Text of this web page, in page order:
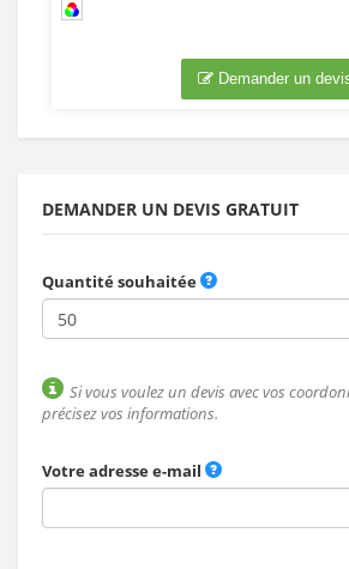
Demander un
DEMANDER UN DEVIS GRATUIT
Quantité souhaitée
Si vous voulez un devis avec vos
précisez vos informations.
Votre adresse e-mail